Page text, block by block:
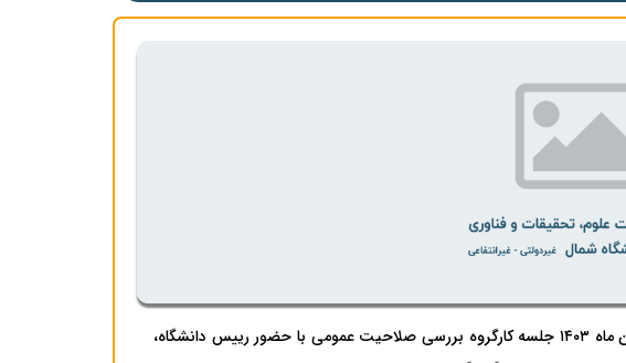
به گزارش روابط عمومی دانشگاه، روز چهارشنبه مورخ سوم بهمن ماه ۱۴۰۳ جلسه کارگروه بررسی صلاحیت عمومی با حضور رییس دانشگاه،